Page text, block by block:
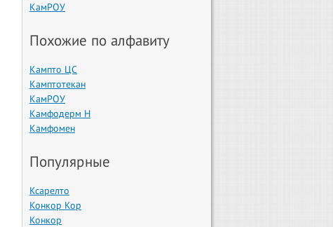
КамРОУ
Похожие по алфавиту
Кампто ЦС
Камптотекан
КамРОУ
Камфодерм Н
Камфомен
Популярные
Ксарелто
Конкор Кор
Конкор